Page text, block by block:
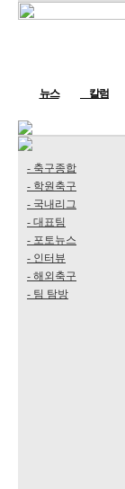
뉴스 칼럼
- 축구종합
- 학원축구
- 국내리그
- 대표팀
- 포토뉴스
- 인터뷰
- 해외축구
- 팀 탐방